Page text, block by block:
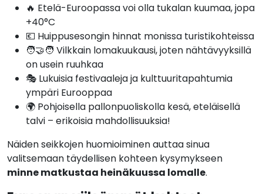
🔥 Etelä-Euroopassa voi olla tukalan kuumaa, jopa
+40°C
💶 Huippusesongin hinnat monissa turistikohteissa
🧑‍🤝‍🧑 Vilkkain lomakuukausi, joten nähtävyyksillä
on usein ruuhkaa
🎭 Lukuisia festivaaleja ja kulttuuritapahtumia
ympäri Eurooppaa
🌍 Pohjoisella pallonpuoliskolla kesä, eteläisellä
talvi – erikoisia mahdollisuuksia!
Näiden seikkojen huomioiminen auttaa sinua
valitsemaan täydellisen kohteen kysymykseen
minne matkustaa heinäkuussa lomalle.